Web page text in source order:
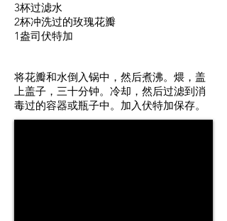
3杯过滤水
2杯冲洗过的玫瑰花瓣
1盎司伏特加
将花瓣和水倒入锅中，然后煮沸。煨，盖
上盖子，三十分钟。冷却，然后过滤到消
毒过的容器或瓶子中。加入伏特加保存。